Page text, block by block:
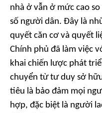
nhà ở vẫn ở mức cao
số người dân. Đây là
quyết căn cơ và quyết
Chính phủ đã làm việc
khai chiến lược phát
chuyển từ tư duy sở
tiêu là bảo đảm mọi
hợp, đặc biệt là người